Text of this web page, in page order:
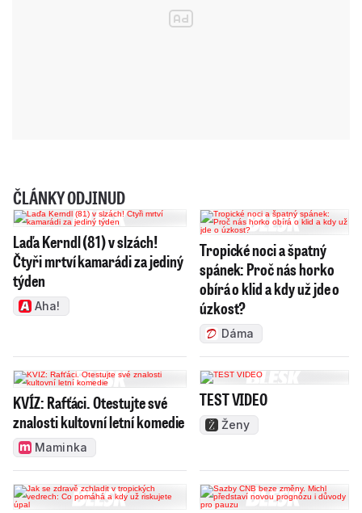
ČLÁNKY ODJINUD
Laďa Kerndl (81) v slzách!
Čtyři mrtví kamarádi za jediný
týden
Aha!
Tropické noci a špatný
spánek: Proč nás horko
obírá o klid a kdy už jde o
úzkost?
Dáma
KVÍZ: Rafťáci. Otestujte své
znalosti kultovní letní komedie
Maminka
TEST VIDEO
Ženy